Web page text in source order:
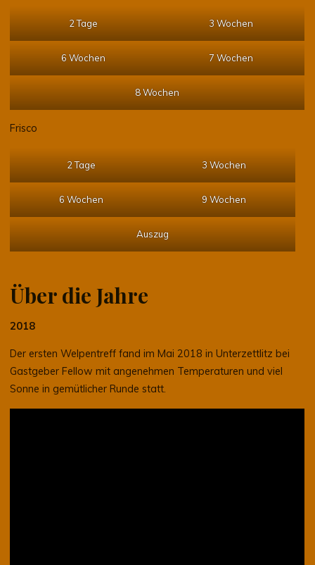
2 Tage 3 Wochen
6 Wochen 7 Wochen
8 Wochen
Frisco
2 Tage 3 Wochen
6 Wochen 9 Wochen
Auszug
Über die Jahre
2018
Der ersten Welpentreff fand im Mai 2018 in Unterzettlitz bei
Gastgeber Fellow mit angenehmen Temperaturen und viel
Sonne in gemütlicher Runde statt.